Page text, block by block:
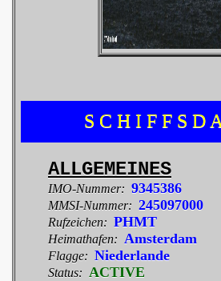
S C H I F F S D
ALLGEMEINES
IMO-Nummer: 9345386
MMSI-Nummer: 245097000
Rufzeichen: PHMT
Heimathafen: Amsterdam
Flagge: Niederlande
Status: ACTIVE